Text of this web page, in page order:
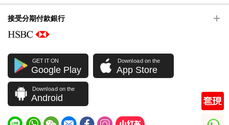
接受分期付款銀行
GET IT ON
Google Play
Download on the
App Store
Download on the
Android